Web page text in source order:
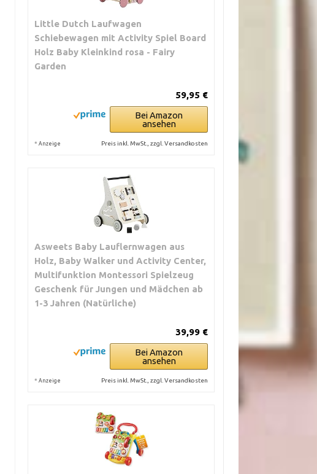
Little Dutch Laufwagen
Schiebewagen mit Activity Spiel Board
Holz Baby Kleinkind rosa - Fairy
Garden
59,95 €
Bei Amazon
ansehen
* Anzeige Preis inkl. MwSt., zzgl. Versandkosten
Asweets Baby Lauflernwagen aus
Holz, Baby Walker und Activity Center,
Multifunktion Montessori Spielzeug
Geschenk für Jungen und Mädchen ab
1-3 Jahren (Natürliche)
39,99 €
Bei Amazon
ansehen
* Anzeige Preis inkl. MwSt., zzgl. Versandkosten